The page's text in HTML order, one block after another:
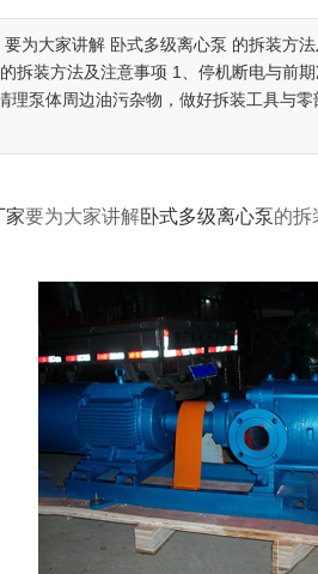
为大家讲解 卧式多级离心泵 的拆装方
拆装方法及注意事项 1、停机断电与前
理泵体周边油污杂物，做好拆装工具与
家要为大家讲解卧式多级离心泵的拆